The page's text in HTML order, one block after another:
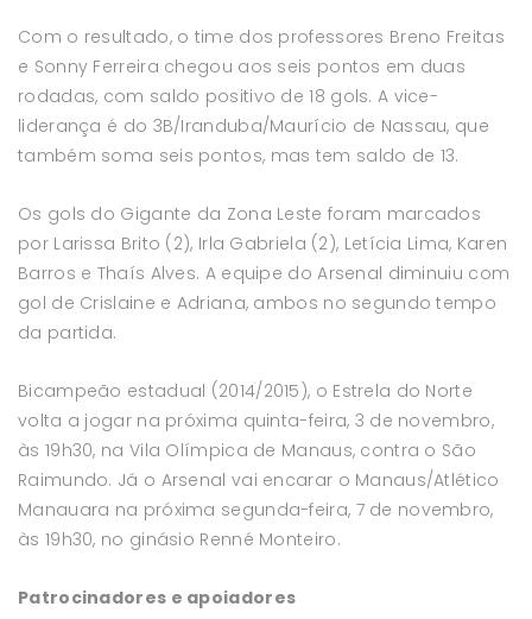
Com o resultado, o time dos professores Breno Freitas
e Sonny Ferreira chegou aos seis pontos em duas
rodadas, com saldo positivo de 18 gols. A vice-
liderança é do 3B/Iranduba/Maurício de Nassau, que
também soma seis pontos, mas tem saldo de 13.
Os gols do Gigante da Zona Leste foram marcados
por Larissa Brito (2), Irla Gabriela (2), Letícia Lima, Karen
Barros e Thaís Alves. A equipe do Arsenal diminuiu com
gol de Crislaine e Adriana, ambos no segundo tempo
da partida.
Bicampeão estadual (2014/2015), o Estrela do Norte
volta a jogar na próxima quinta-feira, 3 de novembro,
às 19h30, na Vila Olímpica de Manaus, contra o São
Raimundo. Já o Arsenal vai encarar o Manaus/Atlético
Manauara na próxima segunda-feira, 7 de novembro,
às 19h30, no ginásio Renné Monteiro.
Patrocinadores e apoiadores